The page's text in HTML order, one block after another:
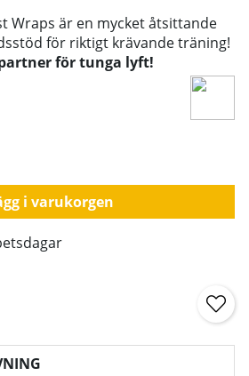
Wraps är en mycket åtsittande
för riktigt krävande träning!
för tunga lyft!
i varukorgen